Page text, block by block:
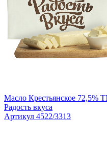
Масло Крестьянское 72,5%
Радость вкуса
Артикул 4522/3313